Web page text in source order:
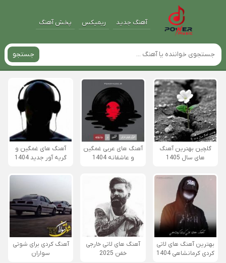
آهنگ جدید ریمیکس پخش آهنگ
جستجو
گلچین بهترین آهنگ
های سال 1405
آهنگ های عربی غمگین
و عاشقانه 1404
آهنگ های غمگین و
گریه آور جدید 1404
بهترین آهنگ های لاتی
کردی کرمانشاهی 1404
آهنگ های لاتی خارجی
خفن 2025
آهنگ کردی برای شوتی
سواران